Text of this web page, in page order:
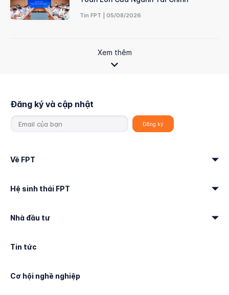
Tin FPT | 05/08/2026
Xem thêm
Đăng ký và cập nhật
Về FPT
Hệ sinh thái FPT
Nhà đầu tư
Tin tức
Cơ hội nghề nghiệp